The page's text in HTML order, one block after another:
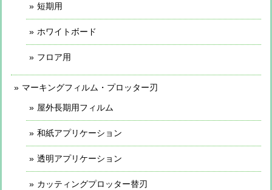
短期用
ホワイトボード
フロア用
マーキングフィルム・プロッター刃
屋外長期用フィルム
和紙アプリケーション
透明アプリケーション
カッティングプロッター替刃